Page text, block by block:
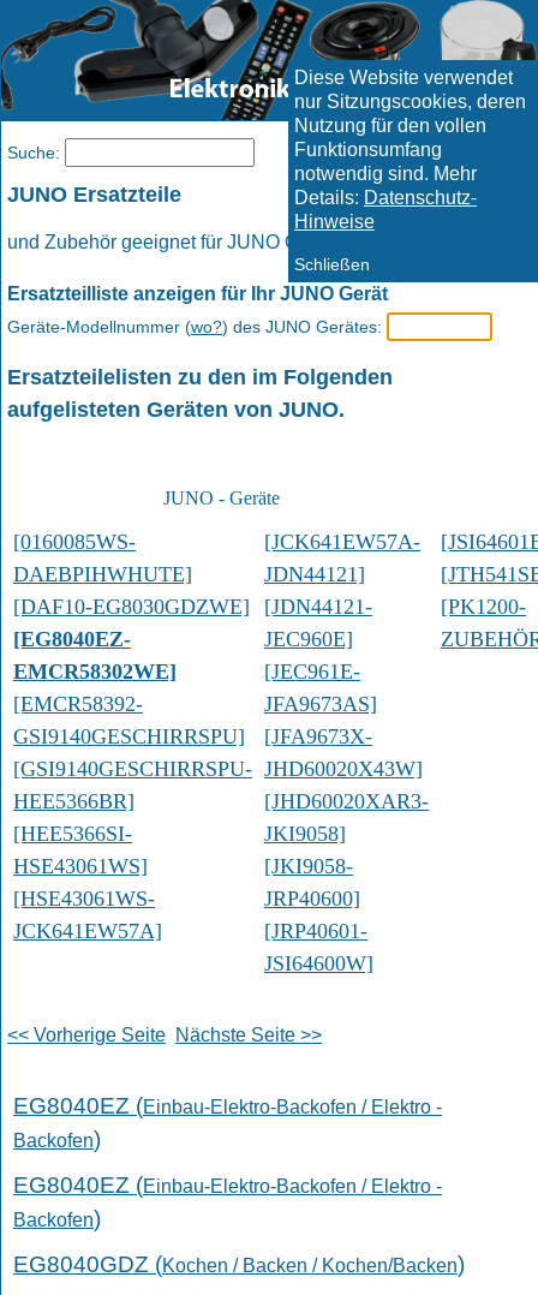
Diese Website verwendet
nur Sitzungscookies, deren
Nutzung für den vollen
Funktionsumfang
notwendig sind. Mehr
Details: Datenschutz-
Hinweise
Schließen
JUNO Ersatzteile
und Zubehör geeignet für JUNO Geräte.
Ersatzteilliste anzeigen für Ihr JUNO Gerät
Geräte-Modellnummer (wo?) des JUNO Gerätes:
Ersatzteilelisten zu den im Folgenden
aufgelisteten Geräten von JUNO.
JUNO - Geräte
[0160085WS-
DAEBPIHWHUTE]
[DAF10-EG8030GDZWE]
[EG8040EZ-
EMCR58302WE]
[EMCR58392-
GSI9140GESCHIRRSPU]
[GSI9140GESCHIRRSPU-
HEE5366BR]
[HEE5366SI-
HSE43061WS]
[HSE43061WS-
JCK641EW57A]
[JCK641EW57A-
JDN44121]
[JDN44121-
JEC960E]
[JEC961E-
JFA9673AS]
[JFA9673X-
JHD60020X43W]
[JHD60020XAR3-
JKI9058]
[JKI9058-
JRP40600]
[JRP40601-
JSI64600W]
[PK1200-
<< Vorherige Seite Nächste Seite >>
EG8040EZ (Einbau-Elektro-Backofen / Elektro -
Backofen)
EG8040EZ (Einbau-Elektro-Backofen / Elektro -
Backofen)
EG8040GDZ (Kochen / Backen / Kochen/Backen)
Suche: